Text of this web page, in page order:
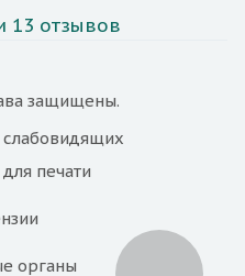
13 отзывов
защищены.
слабовидящих
печати
органы